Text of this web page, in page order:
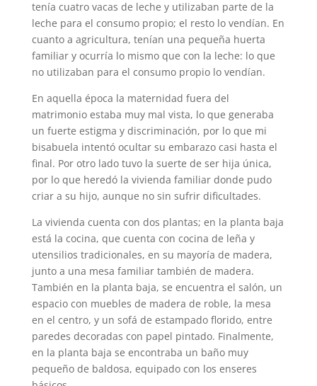
tenía cuatro vacas de leche y utilizaban parte de la
leche para el consumo propio; el resto lo vendían. En
cuanto a agricultura, tenían una pequeña huerta
familiar y ocurría lo mismo que con la leche: lo que
no utilizaban para el consumo propio lo vendían.
En aquella época la maternidad fuera del
matrimonio estaba muy mal vista, lo que generaba
un fuerte estigma y discriminación, por lo que mi
bisabuela intentó ocultar su embarazo casi hasta el
final. Por otro lado tuvo la suerte de ser hija única,
por lo que heredó la vivienda familiar donde pudo
criar a su hijo, aunque no sin sufrir dificultades.
La vivienda cuenta con dos plantas; en la planta baja
está la cocina, que cuenta con cocina de leña y
utensilios tradicionales, en su mayoría de madera,
junto a una mesa familiar también de madera.
También en la planta baja, se encuentra el salón, un
espacio con muebles de madera de roble, la mesa
en el centro, y un sofá de estampado florido, entre
paredes decoradas con papel pintado. Finalmente,
en la planta baja se encontraba un baño muy
pequeño de baldosa, equipado con los enseres